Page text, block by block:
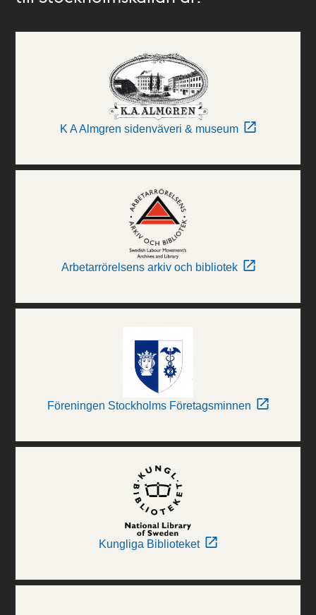
K A Almgren sidenväveri & museum
Arbetarrörelsens arkiv och bibliotek
Föreningen Stockholms Företagsminnen
Kungliga Biblioteket